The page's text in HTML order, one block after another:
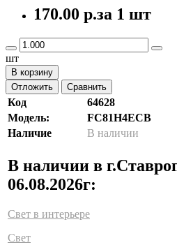
170.00 р.за 1 шт
шт
В корзину
Отложить
Сравнить
Код
64628
Модель:
FC81H4ECB
Наличие
В наличии
В наличии в
06.08.2026г:
Свет в интерьере
Свет